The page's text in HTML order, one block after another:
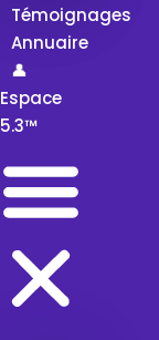
Témoignages
Annuaire
👤
Espace
5.3™